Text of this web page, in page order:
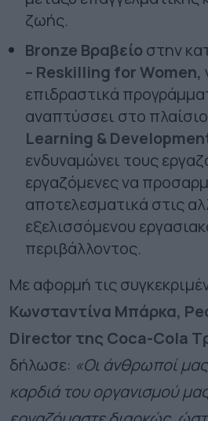
ζωής.
Bronze Bραβείοστην
– Reskilling for Women,
επιδραστικά
αναπτύσσει στο
Learning &
ενδυναμώνει τους
εργαζόμενες να
αποτελεσματικά στις
εξελισσόμενου
περιβάλλοντος.
Με αφορμή τις
Κωνσταντίνα Μπάρκα,
Director της Coca-Cola
δήλωσε: «Οι άνθρωποί
καρδιά του οργανισμού